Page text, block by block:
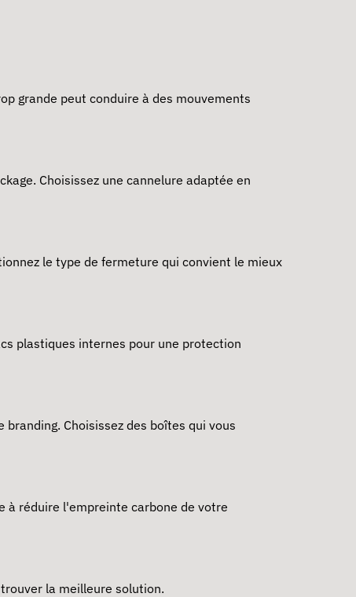
grande peut conduire à des mouvements
Choisissez une cannelure adaptée en
le type de fermeture qui convient le mieux
plastiques internes pour une protection
Choisissez des boîtes qui vous
à réduire l'empreinte carbone de votre
la meilleure solution.